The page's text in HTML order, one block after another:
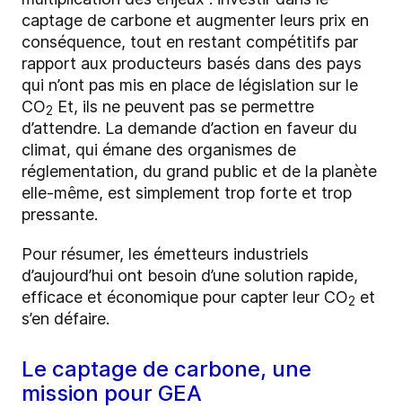
captage de carbone et augmenter leurs prix en
conséquence, tout en restant compétitifs par
rapport aux producteurs basés dans des pays
qui n’ont pas mis en place de législation sur le
CO2 Et, ils ne peuvent pas se permettre
d’attendre. La demande d’action en faveur du
climat, qui émane des organismes de
réglementation, du grand public et de la planète
elle-même, est simplement trop forte et trop
pressante.
Pour résumer, les émetteurs industriels
d’aujourd’hui ont besoin d’une solution rapide,
efficace et économique pour capter leur CO2 et
s’en défaire.
Le captage de carbone, une
mission pour GEA